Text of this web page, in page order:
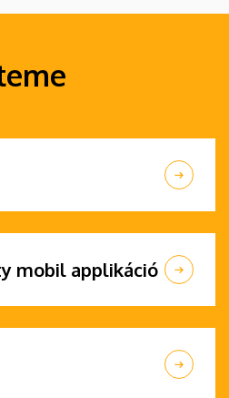
mobil applikáció